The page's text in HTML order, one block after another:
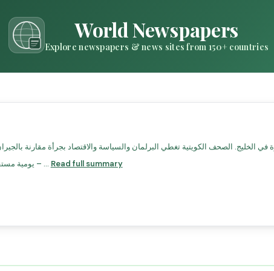
World Newspapers
Explore newspapers & news sites from 150+ countries
يومية مستقلة.الراي – صحيفة يومية تهتم بالسياسة والاقتصاد.الأنباء – ... Read full summary